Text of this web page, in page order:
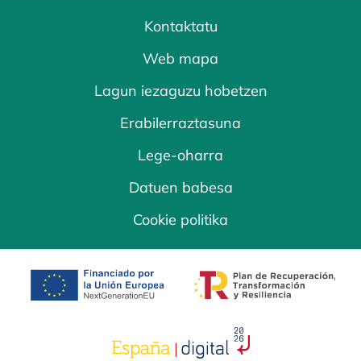
Kontaktatu
Web mapa
Lagun iezaguzu hobetzen
Erabilerraztasuna
Lege-oharra
Datuen babesa
Cookie politika
opens in a new tab opens in a new
opens in a new tab